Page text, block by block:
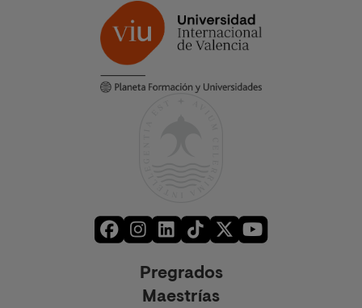
Pregrados
Maestrías